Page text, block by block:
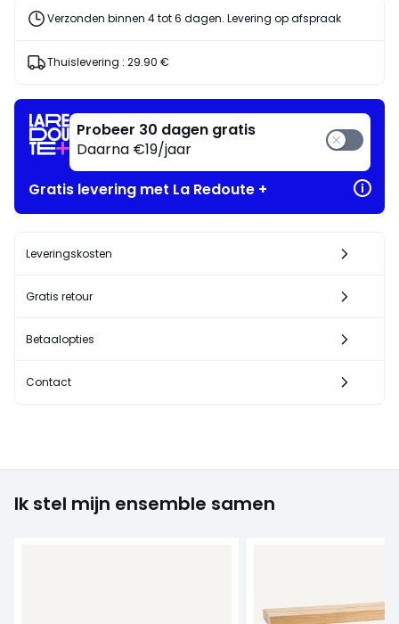
artikelen
Geniet
Verzonden binnen 4 tot 6 dagen. Levering op afspraak
Thuislevering : 29.90 €
Probeer 30 dagen gratis
Daarna €19/jaar
Gratis levering met La Redoute +
Leveringskosten
Gratis retour
Betaalopties
Contact
Ik stel mijn ensemble samen